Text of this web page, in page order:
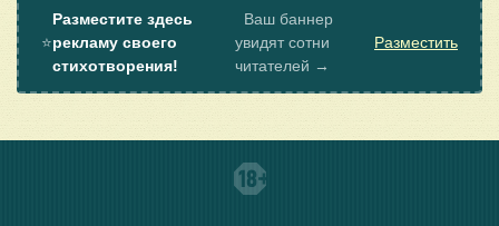
⭐
Разместите здесь
рекламу своего
стихотворения!
Ваш баннер
увидят сотни
читателей →
Разместить